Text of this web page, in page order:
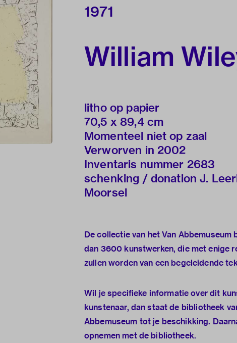
1971
William
litho op papier
70,5 x 89,4 cm
Momenteel niet op zaal
Verworven in 2002
Inventaris nummer 2683
schenking / donation J.
Moorsel
De collectie van het Van Abbemuseum
dan 3600 kunstwerken, die met enige
zullen worden van een begeleidende
Wil je specifieke informatie over dit
kunstenaar, dan staat de bibliotheek
Abbemuseum tot je beschikking.
opnemen met de bibliotheek.